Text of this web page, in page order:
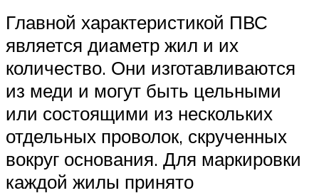
Главной характеристикой ПВС
является диаметр жил и их
количество. Они изготавливаются
из меди и могут быть цельными
или состоящими из нескольких
отдельных проволок, скрученных
вокруг основания. Для маркировки
каждой жилы принято